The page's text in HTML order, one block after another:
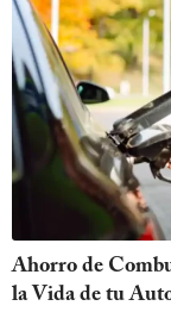
Ahorro de
la Vida de tu